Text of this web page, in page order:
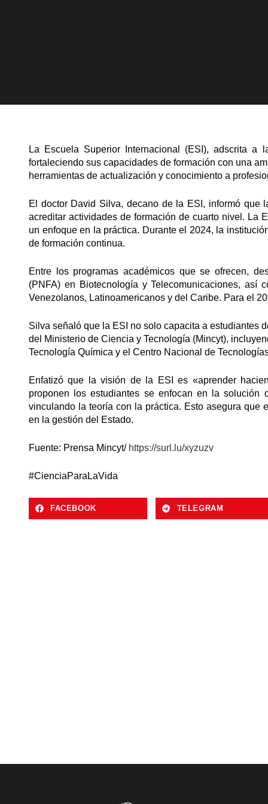
La Escuela Superior Internacional (ESI), adscrita a
fortaleciendo sus capacidades de formación con una
herramientas de actualización y conocimiento a
El doctor David Silva, decano de la ESI, informó que
acreditar actividades de formación de cuarto nivel. La
un enfoque en la práctica. Durante el 2024, la
de formación continua.
Entre los programas académicos que se ofrecen,
(PNFA) en Biotecnología y Telecomunicaciones, así
Venezolanos, Latinoamericanos y del Caribe. Para el
Silva señaló que la ESI no solo capacita a estudiantes
del Ministerio de Ciencia y Tecnología (Mincyt),
Tecnología Química y el Centro Nacional de
Enfatizó que la visión de la ESI es «aprender
proponen los estudiantes se enfocan en la solución
vinculando la teoría con la práctica. Esto asegura que
en la gestión del Estado.
Fuente: Prensa Mincyt/ https://surl.lu/xyzuzv
#CienciaParaLaVida
FACEBOOK TELEGRAM